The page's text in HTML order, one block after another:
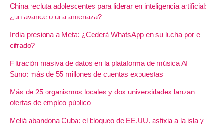
China recluta adolescentes para liderar en inteligencia artificial:
¿un avance o una amenaza?
India presiona a Meta: ¿Cederá WhatsApp en su lucha por el
cifrado?
Filtración masiva de datos en la plataforma de música AI
Suno: más de 55 millones de cuentas expuestas
Más de 25 organismos locales y dos universidades lanzan
ofertas de empleo público
Meliá abandona Cuba: el bloqueo de EE.UU. asfixia a la isla y